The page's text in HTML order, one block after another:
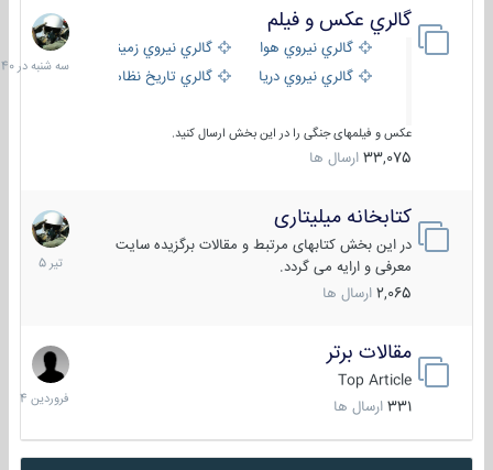
گالري عكس و فيلم
گالري نيروي هوايي
گالري نيروي زميني
گالري نيروي دريايي
گالري تاریخ نظامی
عکس و فیلمهای جنگی را در این بخش ارسال کنید.
33,075 ارسال ها
سه
شنبه
در
کتابخانه میلیتاری
در این بخش کتابهای مرتبط و مقالات برگزیده سایت
معرفی و ارایه می گردد.
2,065 ارسال ها
16
تیر
1405
مقالات برتر
Top Article
331 ارسال ها
29
فروردین
1404